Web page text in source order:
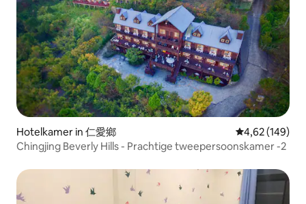
Hotelkamer in 仁愛鄉 Gemiddelde
4,62 (149)
Chingjing Beverly Hills - Prachtige tweepersoonskamer -2